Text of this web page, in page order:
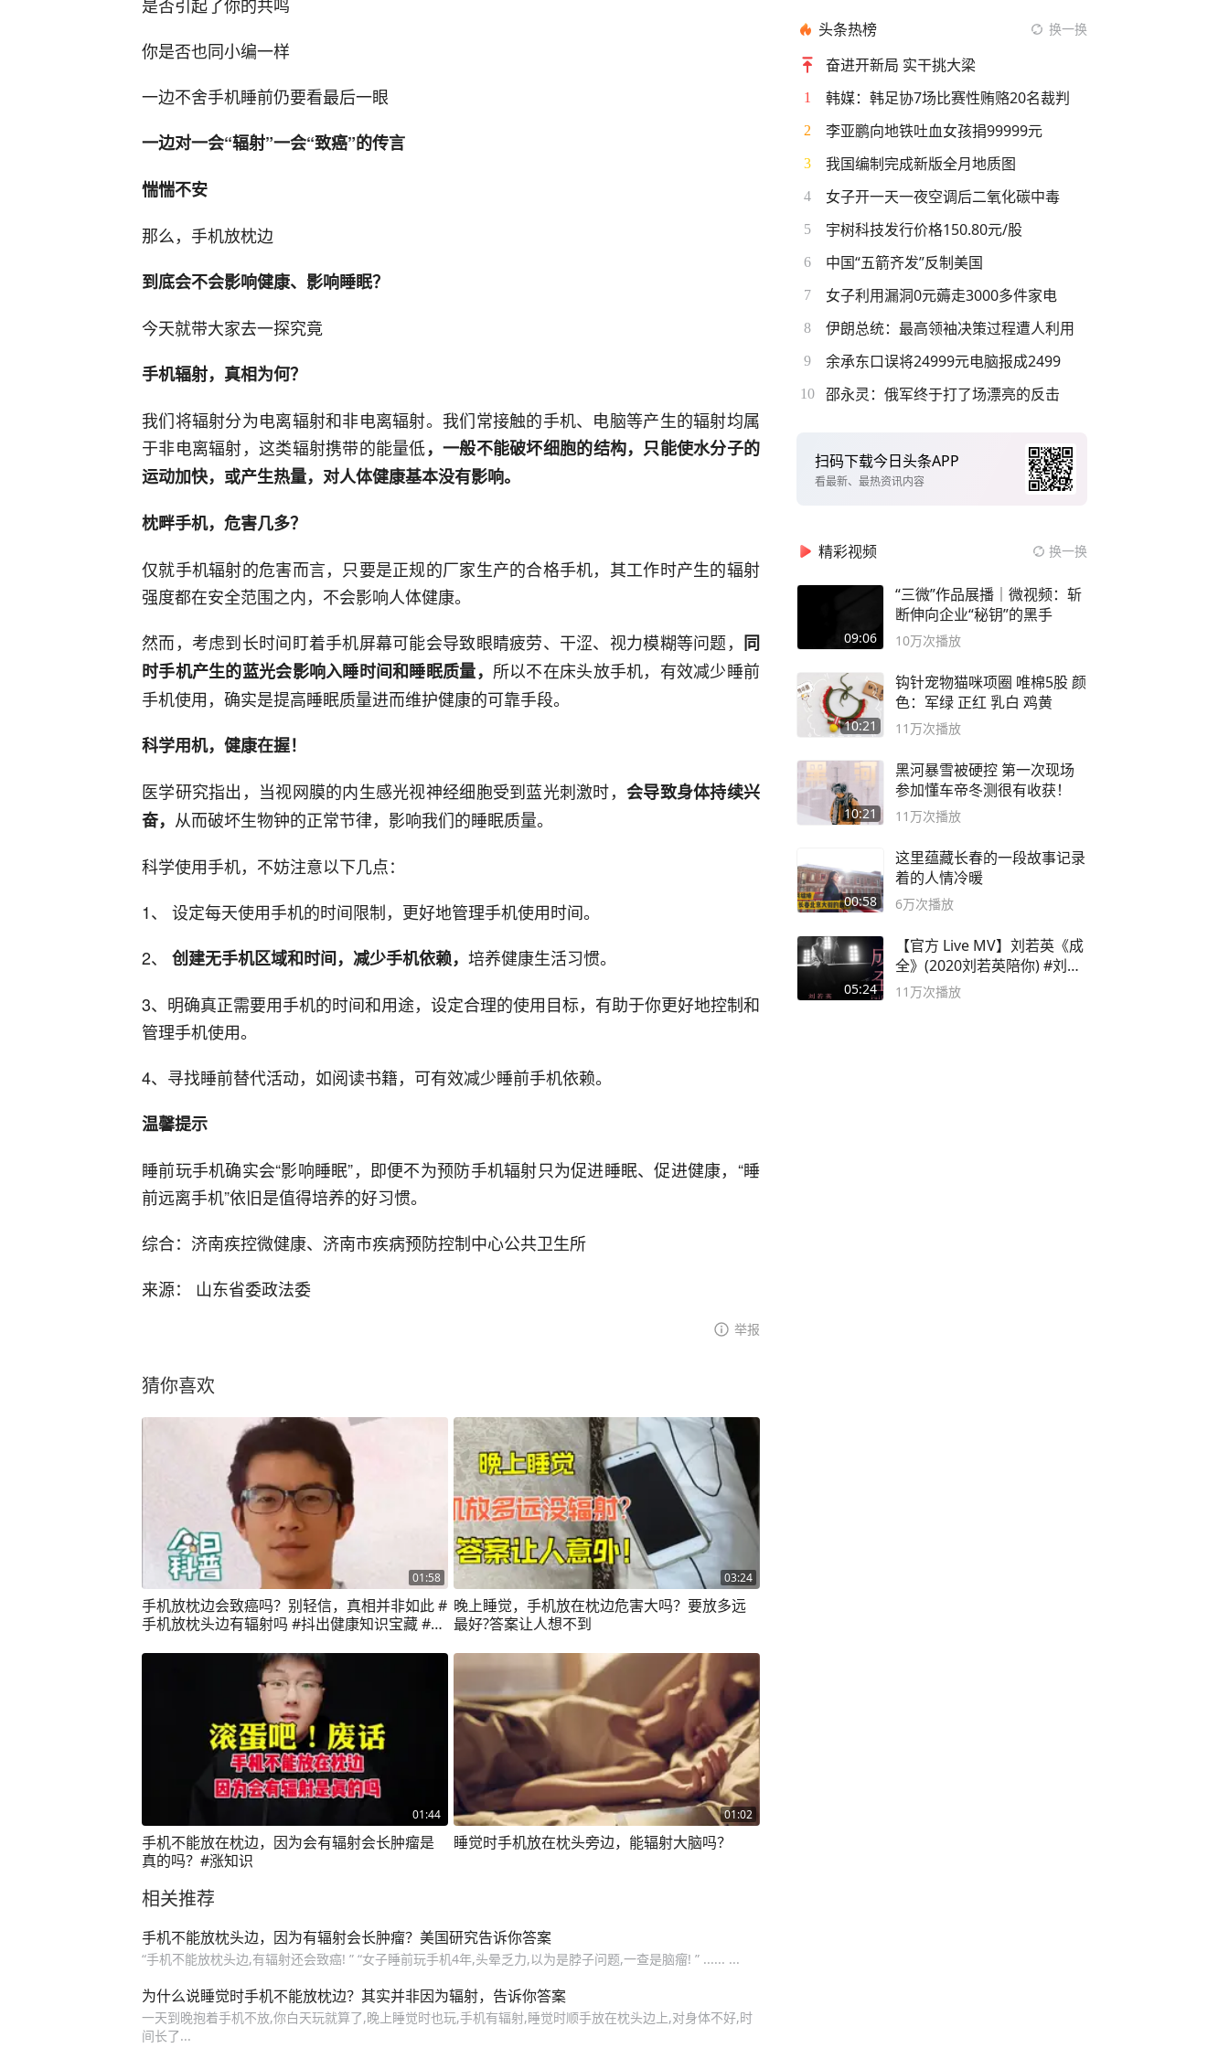
你是否也同小编一样
一边不舍手机睡前仍要看最后一眼
一边对一会“辐射”一会“致癌”的传言
惴惴不安
那么，手机放枕边
到底会不会影响健康、影响睡眠？
今天就带大家去一探究竟
手机辐射，真相为何？
我们将辐射分为电离辐射和非电离辐射。我们常接触的手机、电脑等产生的辐射均属
于非电离辐射，这类辐射携带的能量低，一般不能破坏细胞的结构，只能使水分子的
运动加快，或产生热量，对人体健康基本没有影响。
枕畔手机，危害几多？
仅就手机辐射的危害而言，只要是正规的厂家生产的合格手机，其工作时产生的辐射
强度都在安全范围之内，不会影响人体健康。
然而，考虑到长时间盯着手机屏幕可能会导致眼睛疲劳、干涩、视力模糊等问题， 同
时手机产生的蓝光会影响入睡时间和睡眠质量， 所以不在床头放手机，有效减少睡前
手机使用，确实是提高睡眠质量进而维护健康的可靠手段。
科学用机，健康在握！
医学研究指出，当视网膜的内生感光视神经细胞受到蓝光刺激时，会导致身体持续兴
奋， 从而破坏生物钟的正常节律，影响我们的睡眠质量。
科学使用手机，不妨注意以下几点：
1、 设定每天使用手机的时间限制，更好地管理手机使用时间。
2、 创建无手机区域和时间，减少手机依赖， 培养健康生活习惯。
3、明确真正需要用手机的时间和用途，设定合理的使用目标，有助于你更好地控制和
管理手机使用。
4、寻找睡前替代活动，如阅读书籍，可有效减少睡前手机依赖。
温馨提示
睡前玩手机确实会“影响睡眠”，即便不为预防手机辐射只为促进睡眠、促进健康，“睡
前远离手机”依旧是值得培养的好习惯。
综合：济南疾控微健康、济南市疾病预防控制中心公共卫生所
来源： 山东省委政法委
举报
猜你喜欢
01:58
手机放枕边会致癌吗？别轻信，真相并非如此 #
手机放枕头边有辐射吗 #抖出健康知识宝藏 #手
康清单
03:24
晚上睡觉，手机放在枕边危害大吗？要放多远
最好?答案让人想不到
01:44
手机不能放在枕边，因为会有辐射会长肿瘤是
真的吗？#涨知识
01:02
睡觉时手机放在枕头旁边，能辐射大脑吗？
相关推荐
手机不能放枕头边，因为有辐射会长肿瘤？美国研究告诉你答案
“手机不能放枕头边,有辐射还会致癌! ” “女子睡前玩手机4年,头晕乏力,以为是脖子问题,一查是脑瘤! ” ...... ...
为什么说睡觉时手机不能放枕边？其实并非因为辐射，告诉你答案
一天到晚抱着手机不放,你白天玩就算了,晚上睡觉时也玩,手机有辐射,睡觉时顺手放在枕头边上,对身体不好,时
间长了...
头条热榜 换一换
奋进开新局 实干挑大梁
1 韩媒：韩足协7场比赛性贿赂20名裁判
2 李亚鹏向地铁吐血女孩捐99999元
3 我国编制完成新版全月地质图
4 女子开一天一夜空调后二氧化碳中毒
5 宇树科技发行价格150.80元/股
6 中国“五箭齐发”反制美国
7 女子利用漏洞0元薅走3000多件家电
8 伊朗总统：最高领袖决策过程遭人利用
9 余承东口误将24999元电脑报成2499
10 邵永灵：俄军终于打了场漂亮的反击
扫码下载今日头条APP
看最新、最热资讯内容
精彩视频 换一换
09:06
“三微”作品展播｜微视频：斩
断伸向企业“秘钥”的黑手
10万次播放
10:21
钩针宠物猫咪项圈 唯棉5股 颜
色：军绿 正红 乳白 鸡黄
11万次播放
10:21
黑河暴雪被硬控 第一次现场
参加懂车帝冬测很有收获！
11万次播放
00:58
这里蕴藏长春的一段故事记录
着的人情冷暖
6万次播放
05:24
【官方 Live MV】刘若英《成
全》(2020刘若英陪你) #刘若
英 #成全
11万次播放